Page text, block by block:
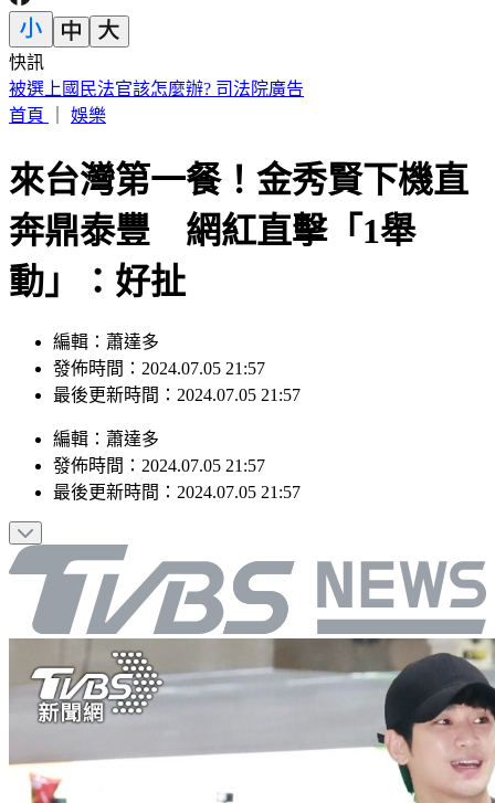
快訊
川普簽公告「劍指中國」！多晶矽15%關稅 12/4上路
首頁
娛樂
來台灣第一餐！金秀賢下機直
奔鼎泰豐 網紅直擊「1舉
動」：好扯
編輯：蕭達多
發佈時間：2024.07.05 21:57
最後更新時間：2024.07.05 21:57
編輯 ： 蕭達多
發佈時間： 2024.07.05 21:57
最後更新時間： 2024.07.05 21:57